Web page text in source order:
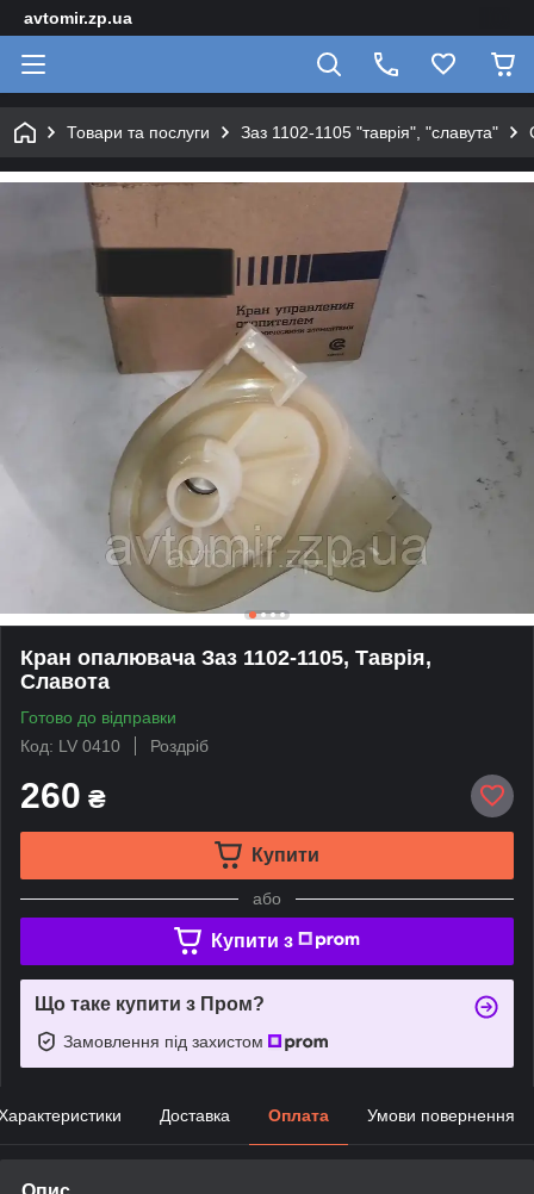
avtomir.zp.ua
Товари та послуги Заз 1102-1105 "таврія", "славута"
Кран опалювача Заз 1102-1105, Таврія,
Славота
Готово до відправки
Код: LV 0410
Роздріб
260 ₴
Купити
або
Купити з
Що таке купити з Пром?
Замовлення під захистом
Доставка Оплата Умови повернення